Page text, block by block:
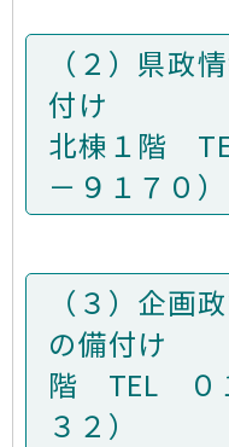
（２）県政
付け
北棟１階
－９１７０）
（３）企画
の備付け
階 TEL ０
３２）